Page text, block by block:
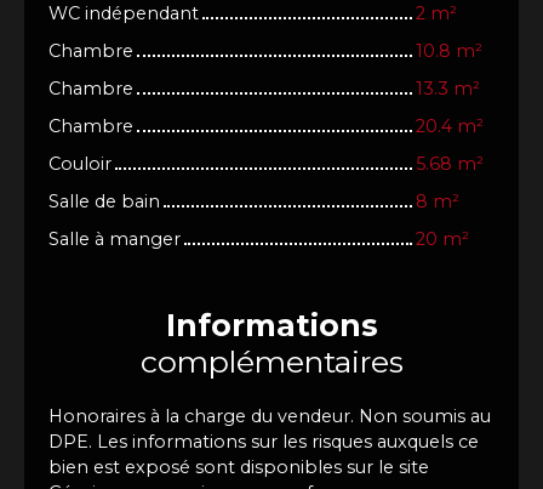
WC indépendant
2 m²
Chambre
10.8 m²
Chambre
13.3 m²
Chambre
20.4 m²
Couloir
5.68 m²
Salle de bain
8 m²
Salle à manger
20 m²
Informations
complémentaires
Honoraires à la charge du vendeur. Non soumis au
DPE. Les informations sur les risques auxquels ce
bien est exposé sont disponibles sur le site